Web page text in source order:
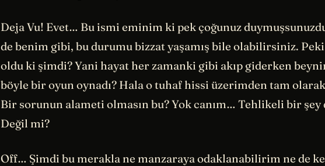
Deja Vu! Evet… Bu ismi eminim ki pek çoğunuz
de benim gibi, bu durumu bizzat yaşamış bile olabilirsiniz.
oldu ki şimdi? Yani hayat her zamanki gibi akıp giderken
böyle bir oyun oynadı? Hala o tuhaf hissi üzerimden tam
Bir sorunun alameti olmasın bu? Yok canım… Tehlikeli bir
Değil mi?
Off… Şimdi bu merakla ne manzaraya odaklanabilirim ne de